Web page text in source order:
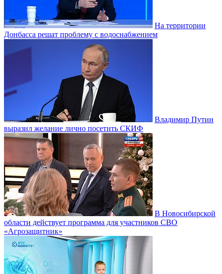
На территории
Донбасса решат проблему с водоснабжением
Владимир Путин
выразил желание лично посетить СКИФ
В Новосибирской
области действует программа для участников СВО
«Агрозащитник»